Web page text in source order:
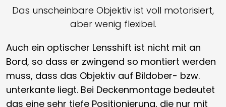
Das unscheinbare Objektiv ist voll motorisiert,
aber wenig flexibel.
Auch ein optischer Lensshift ist nicht mit an
Bord, so dass er zwingend so montiert werden
muss, dass das Objektiv auf Bildober- bzw.
unterkante liegt. Bei Deckenmontage bedeutet
das eine sehr tiefe Positionierung, die nur mit